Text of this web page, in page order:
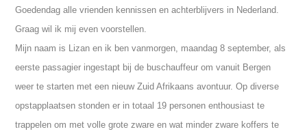
Goedendag alle vrienden kennissen en achterblijvers in Nederland.
Graag wil ik mij even voorstellen.
Mijn naam is Lizan en ik ben vanmorgen, maandag 8 september, als
eerste passagier ingestapt bij de buschauffeur om vanuit Bergen
weer te starten met een nieuw Zuid Afrikaans avontuur. Op diverse
opstapplaatsen stonden er in totaal 19 personen enthousiast te
trappelen om met volle grote zware en wat minder zware koffers te